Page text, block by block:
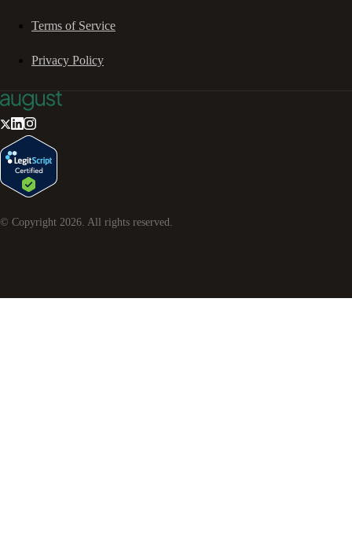
Terms of Service
Privacy Policy
© Copyright 2026 . All rights reserved.